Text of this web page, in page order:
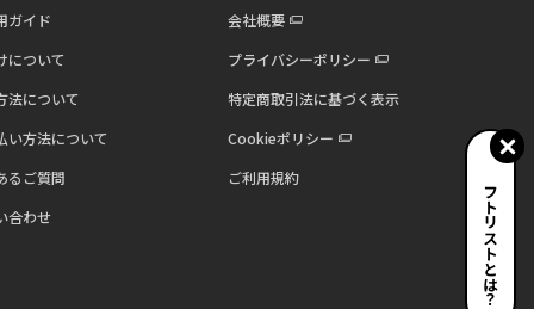
ギフトリストとは？
ガイド
について
法について
い方法について
るご質問
合わせ
会社概要
プライバシーポリシー
特定商取引法に基づく表示
Cookieポリシー
ご利用規約